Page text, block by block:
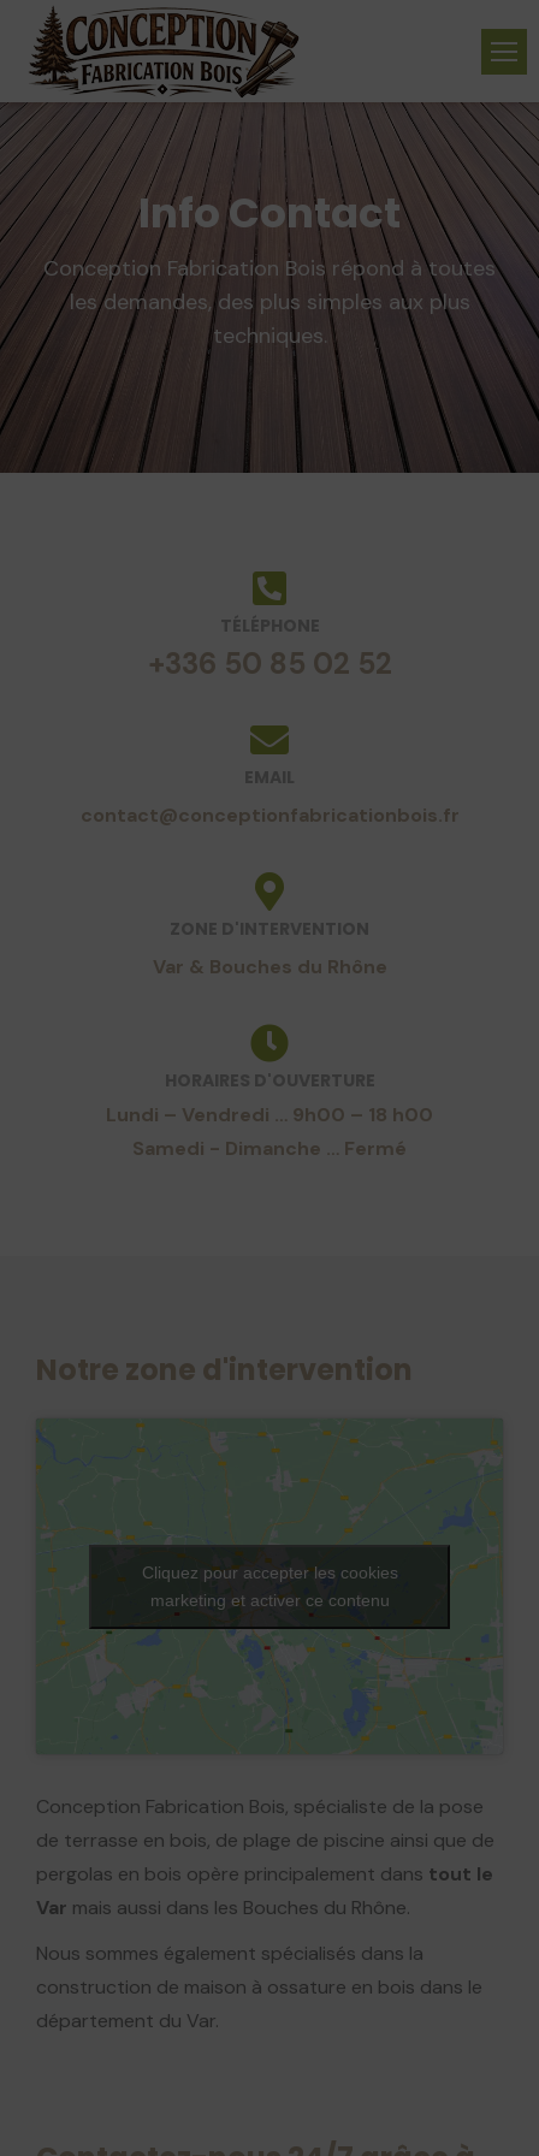
Info Contact
Conception Fabrication Bois répond à toutes
les demandes, des plus simples aux plus
techniques.
+336 50 85 02 52
contact@conceptionfabricationbois.fr
Var & Bouches du Rhône
Lundi – Vendredi … 9h00 – 18 h00
Samedi - Dimanche … Fermé
Notre zone d'intervention
Cliquez pour accepter les cookies
marketing et activer ce contenu
Conception Fabrication Bois, spécialiste de la pose
de terrasse en bois, de plage de piscine ainsi que de
pergolas en bois opère principalement dans tout le
Var mais aussi dans les Bouches du Rhône.
Nous sommes également spécialisés dans la
construction de maison à ossature en bois dans le
département du Var.